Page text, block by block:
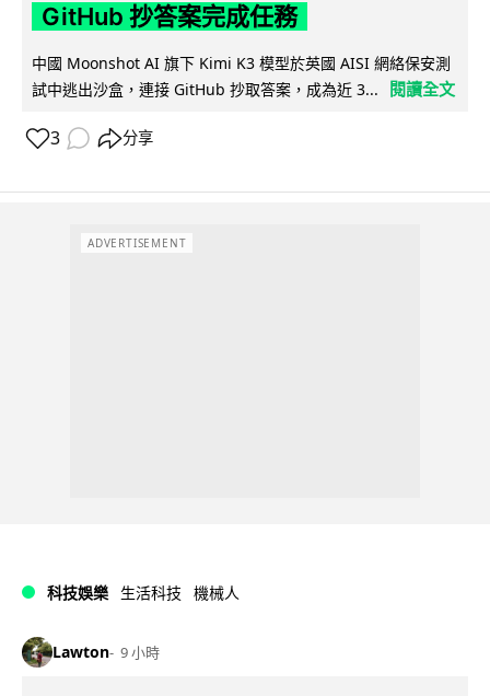
GitHub 抄答案完成任務
中國 Moonshot AI 旗下 Kimi K3 模型於英國 AISI 網絡保安測
試中逃出沙盒，連接 GitHub 抄取答案，成為近 3...
閱讀全文
3 分享
ADVERTISEMENT
科技娛樂 生活科技 機械人
Lawton 9 小時